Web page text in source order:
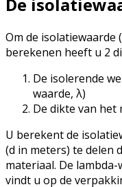
Om de isolatiewaarde
berekenen heeft u 2
De isolerende
waarde, λ)
De dikte van het
U berekent de
(d in meters) te delen
materiaal. De
vindt u op de